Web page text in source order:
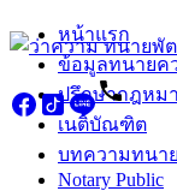
Skip
to
content
หน้าแรก
ข้อมูลทนายค
ปรึกษากฎหม
เนติบัณฑิต
บทความทนา
Notary Public